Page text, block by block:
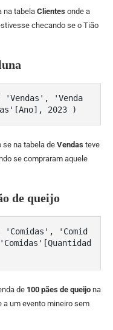
na tabelaClientes onde a
checando se o Tião
'Vendas', 'Venda
se na tabela de Vendas teve
se compraram aquele
de queijo
'Comidas', 'Comid
de 100 pães de queijo na
a um evento mineiro sem